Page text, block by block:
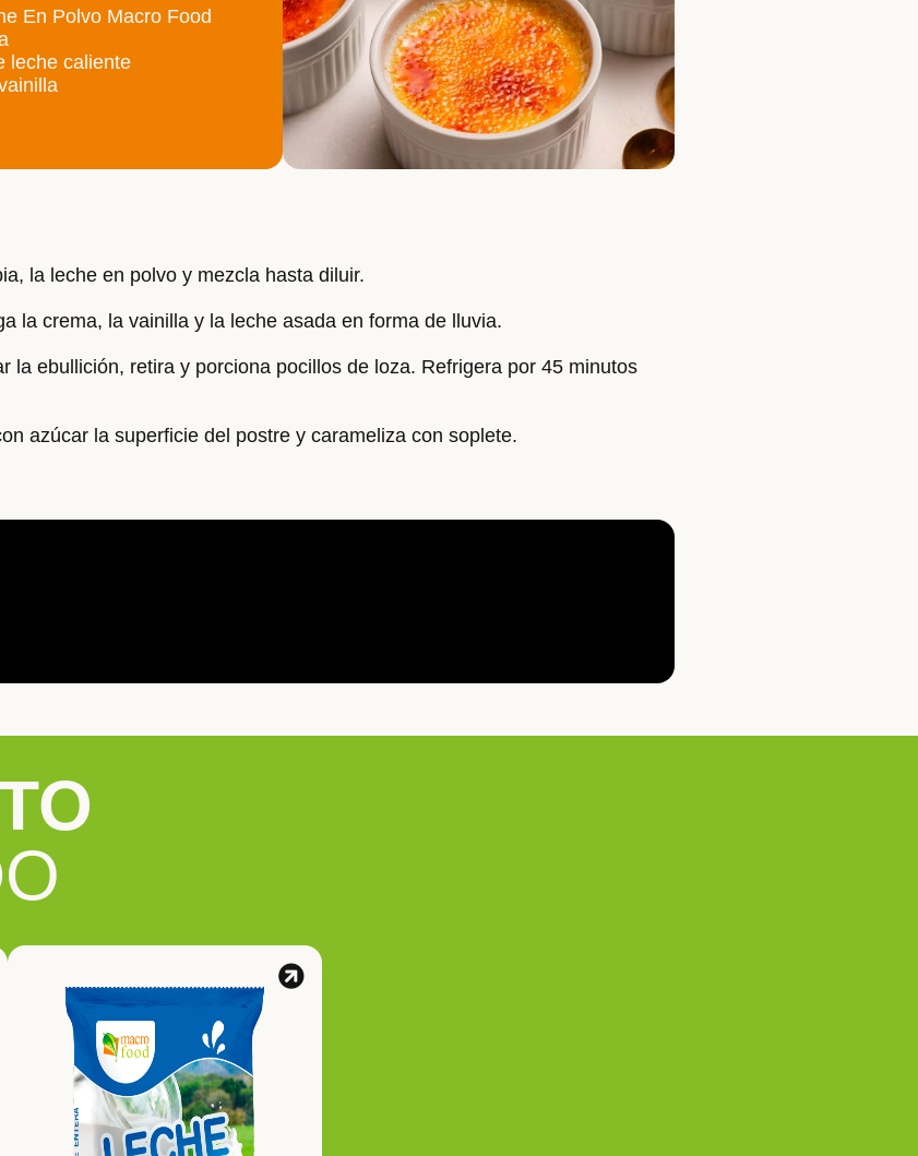
En Polvo Macro Food
leche caliente
la leche en polvo y mezcla hasta diluir.
la crema, la vainilla y la leche asada en forma de lluvia.
la ebullición, retira y porciona pocillos de loza. Refrigera por 45 minutos
azúcar la superficie del postre y carameliza con soplete.